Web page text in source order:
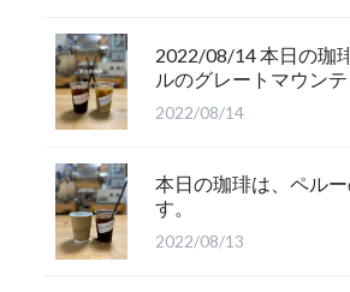
2022/08/14 本日の珈
ルのグレートマウンテ
2022/08/14
本日の珈琲は、ペル
す。
2022/08/13